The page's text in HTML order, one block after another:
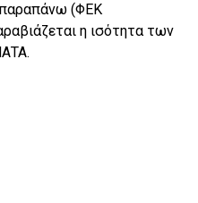
παραπάνω (ΦΕΚ
η ισότητα των